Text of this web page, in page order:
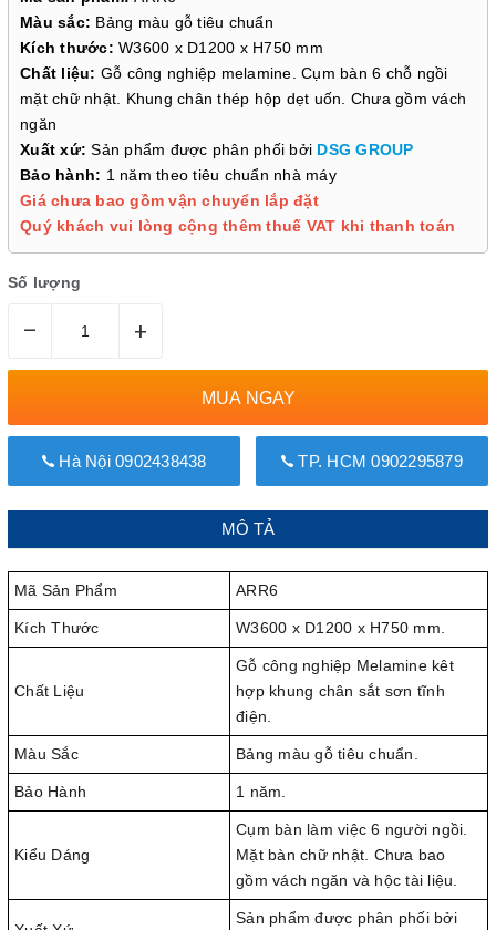
Màu sắc: Bảng màu gỗ tiêu chuẩn
Kích thước: W3600 x D1200 x H750 mm
Chất liệu: Gỗ công nghiệp melamine. Cụm bàn 6 chỗ ngồi
mặt chữ nhật. Khung chân thép hộp dẹt uốn. Chưa gồm vách
ngăn
Xuất xứ: Sản phẩm được phân phối bởi DSG GROUP
Bảo hành: 1 năm theo tiêu chuẩn nhà máy
Giá chưa bao gồm vận chuyển lắp đặt
Quý khách vui lòng cộng thêm thuế VAT khi thanh toán
Số lượng
– +
MUA NGAY
Hà Nội 0902438438 TP. HCM 0902295879
MÔ TẢ
Mã Sản Phẩm ARR6
Kích Thước W3600 x D1200 x H750 mm.
Chất Liệu
Gỗ công nghiệp Melamine kêt
hợp khung chân sắt sơn tĩnh
điện.
Màu Sắc Bảng màu gỗ tiêu chuẩn.
Bảo Hành 1 năm.
Kiểu Dáng
Cụm bàn làm việc 6 người ngồi.
Mặt bàn chữ nhật. Chưa bao
gồm vách ngăn và hộc tài liệu.
Sản phẩm được phân phối bởi